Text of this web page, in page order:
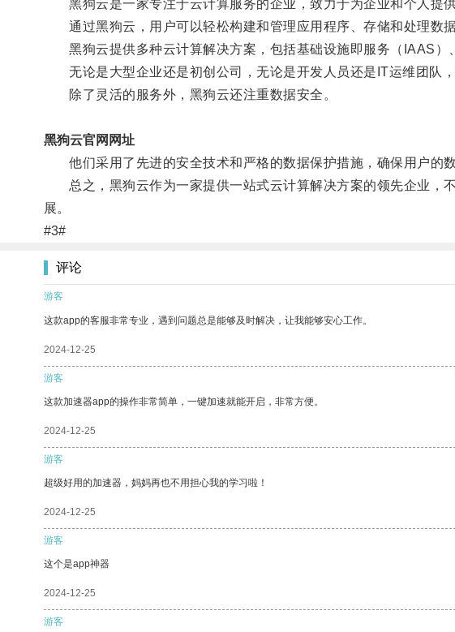
黑狗云是一家专注于云计算服务的企业，致力于为企业和个人提供
通过黑狗云，用户可以轻松构建和管理应用程序、存储和处理数据
黑狗云提供多种云计算解决方案，包括基础设施即服务（IAAS）
无论是大型企业还是初创公司，无论是开发人员还是IT运维团队，
除了灵活的服务外，黑狗云还注重数据安全。
黑狗云官网网址
他们采用了先进的安全技术和严格的数据保护措施，确保用户的数
总之，黑狗云作为一家提供一站式云计算解决方案的领先企业，
展。
#3#
评论
游客
这款app的客服非常专业，遇到问题总是能够及时解决，让我能够安心工作。
2024-12-25
游客
这款加速器app的操作非常简单，一键加速就能开启，非常方便。
2024-12-25
游客
超级好用的加速器，妈妈再也不用担心我的学习啦！
2024-12-25
游客
这个是app神器
2024-12-25
游客